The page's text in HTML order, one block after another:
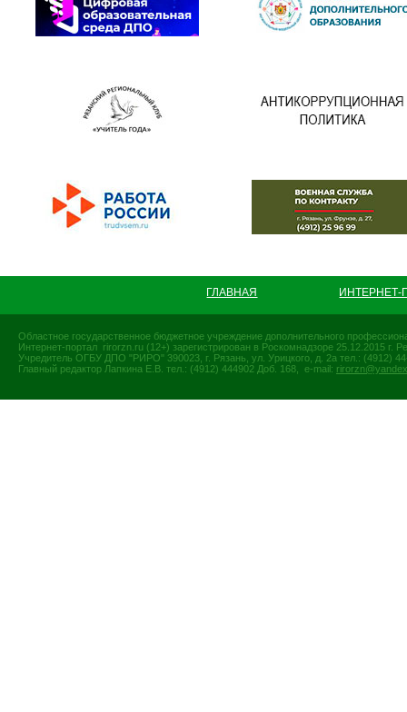
ГЛАВНАЯ
Областное государственное бюджетное учреждение дополнительного
Интернет-портал rirorzn.ru (12+) зарегистрирован в Роскомнадзоре 25.12.2015
Учредитель ОГБУ ДПО "РИРО" 390023, г. Рязань, ул. Урицкого, д. 2а тел.: (4912)
Главный редактор Лапкина Е.В. тел.: (4912) 444902 Доб. 168, e-mail: